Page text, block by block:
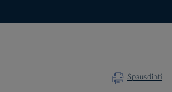
Spausdinti